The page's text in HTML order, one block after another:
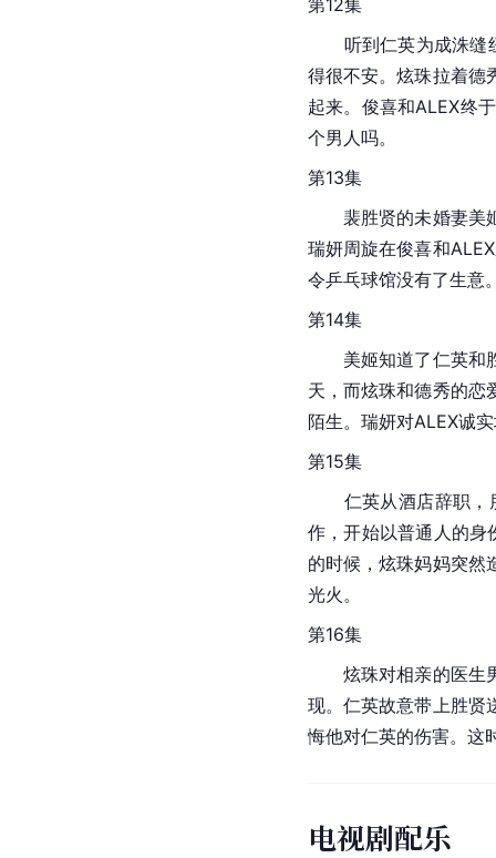
听到仁英为成洙缝纽
得很不安。炫珠拉着德
起来。俊喜和ALEX终
个男人吗。
第13集
裴胜贤的未婚妻美姬
瑞妍周旋在俊喜和
令乒乓球馆没有了生意
第14集
美姬知道了仁英和胜
天，而炫珠和德秀的恋
陌生。瑞妍对ALEX诚
第15集
仁英从酒店辞职，朋
作，开始以普通人的身
的时候，炫珠妈妈突然
光火。
第16集
炫珠对相亲的医生
现。仁英故意带上胜贤
悔他对仁英的伤害。这
电视剧配乐